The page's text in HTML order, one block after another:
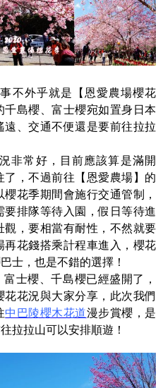
不外乎就是【恩愛農場櫻花
島櫻、富士櫻宛如置身日本
、交通不便還是要前往拉拉
非常好，目前應該算是滿開
，不過前往【恩愛農場】的
花季期間會施行交通管制，
排隊等待入園，假日等待進
觀，要相當有耐性，不然就要
花錢搭乘計程車進入，櫻花
士，也是不錯的選擇！
士櫻、千島櫻已經盛開了，
花況與大家分享，此次我們
中巴陵櫻木花道漫步賞櫻，是
拉拉山可以安排順遊！